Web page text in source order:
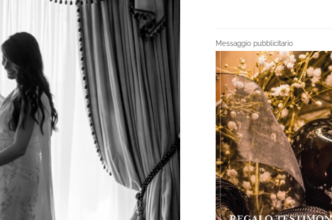
Messaggio pubblicitario